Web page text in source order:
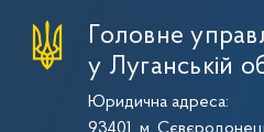
Головне
у Луганській
Юридична адреса: